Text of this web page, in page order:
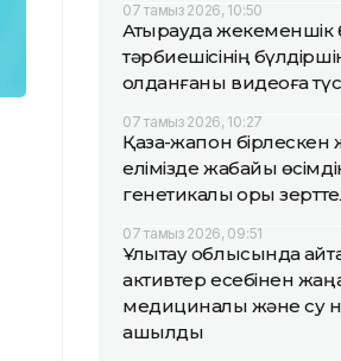
07 тамыз 2026, 10:50
Атырауда жекеменшік
тәрбиешісінің
қолданғаны видеоға
07 тамыз 2026, 10:27
Қазақ-жапон бірлескен
елімізде жабайы
генетикалық қоры
07 тамыз 2026, 09:51
Ұлытау облысында
активтер есебінен
медициналық және су
ашылды